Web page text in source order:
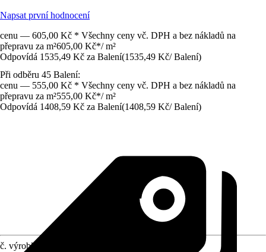
Napsat první hodnocení
cenu — 605,00 Kč * Všechny ceny vč. DPH a bez nákladů na
přepravu za m²605,00 Kč*/ m²
Odpovídá 1535,49 Kč za Balení(1535,49 Kč/ Balení)
Při odběru 45 Balení:
cenu — 555,00 Kč * Všechny ceny vč. DPH a bez nákladů na
přepravu za m²555,00 Kč*/ m²
Odpovídá 1408,59 Kč za Balení(1408,59 Kč/ Balení)
č. výrobku